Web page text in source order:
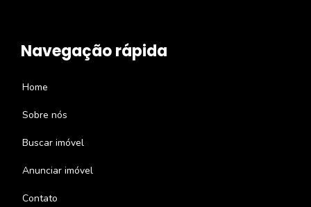
Navegação rápida
Home
Sobre nós
Buscar imóvel
Anunciar imóvel
Contato